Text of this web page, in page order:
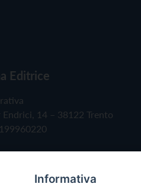
Editrice
14 – 38122 Trento
Informativa